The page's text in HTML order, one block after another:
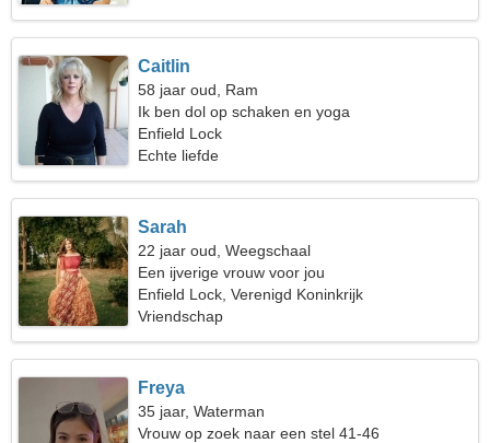
Caitlin
58 jaar oud, Ram
Ik ben dol op schaken en yoga
Enfield Lock
Echte liefde
Sarah
22 jaar oud, Weegschaal
Een ijverige vrouw voor jou
Enfield Lock, Verenigd Koninkrijk
Vriendschap
Freya
35 jaar, Waterman
Vrouw op zoek naar een stel 41-46